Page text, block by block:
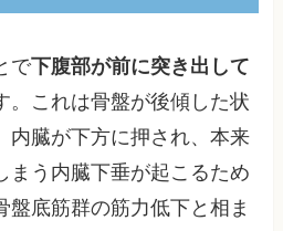
で下腹部が前に突き出して
。これは骨盤が後傾した状
内臓が下方に押され、本来
まう内臓下垂が起こるため
盤底筋群の筋力低下と相ま